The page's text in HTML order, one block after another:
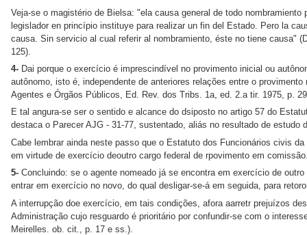
Veja-se o magistério de Bielsa: "ela causa general de todo
legislador en princípio instituye para realizar un fin del Estado. Pero la
causa. Sin servicio al cual referir al nombramiento, éste no tiene causa"
125).
4- Dai porque o exercício é imprescindível no provimento inicial ou
autônomo, isto é, independente de anteriores relações entre o
Agentes e Órgãos Públicos, Ed. Rev. dos Tribs. 1a, ed. 2.a tir. 1975, p.
E tal angura-se ser o sentido e alcance do dsiposto no artigo 57 do
destaca o Parecer AJG - 31-77, sustentado, aliás no resultado de
Cabe lembrar ainda neste passo que o Estatuto dos Funcionários civis
em virtude de exercício deoutro cargo federal de rpovimento em
5- Concluindo: se o agente nomeado já se encontra em exercício de
entrar em exercício no novo, do qual desligar-se-á em seguida, para
A interrupção doe exercício, em tais condições, afora aarretr prejuízos
Administração cujo resguardo é prioritário por confundir-se com o
Meirelles. ob. cit., p. 17 e ss.).